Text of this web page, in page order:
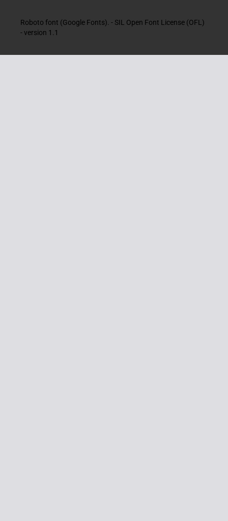
Roboto font (Google Fonts). - SIL Open Font License (OFL)
- version 1.1